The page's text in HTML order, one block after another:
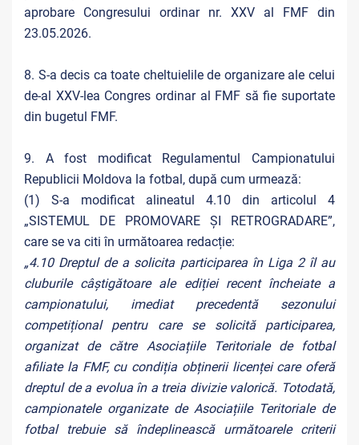
aprobare Congresului ordinar nr. XXV al FMF din
23.05.2026.
8. S-a decis ca toate cheltuielile de organizare ale celui
de-al XXV-lea Congres ordinar al FMF să fie suportate
din bugetul FMF.
9. A fost modificat Regulamentul Campionatului
Republicii Moldova la fotbal, după cum urmează:
(1) S-a modificat alineatul 4.10 din articolul 4
„SISTEMUL DE PROMOVARE ȘI RETROGRADARE”,
care se va citi în următoarea redacție:
„4.10 Dreptul de a solicita participarea în Liga 2 îl au
cluburile câștigătoare ale ediției recent încheiate a
campionatului, imediat precedentă sezonului
competițional pentru care se solicită participarea,
organizat de către Asociațiile Teritoriale de fotbal
afiliate la FMF, cu condiția obținerii licenței care oferă
dreptul de a evolua în a treia divizie valorică. Totodată,
campionatele organizate de Asociațiile Teritoriale de
fotbal trebuie să îndeplinească următoarele criterii